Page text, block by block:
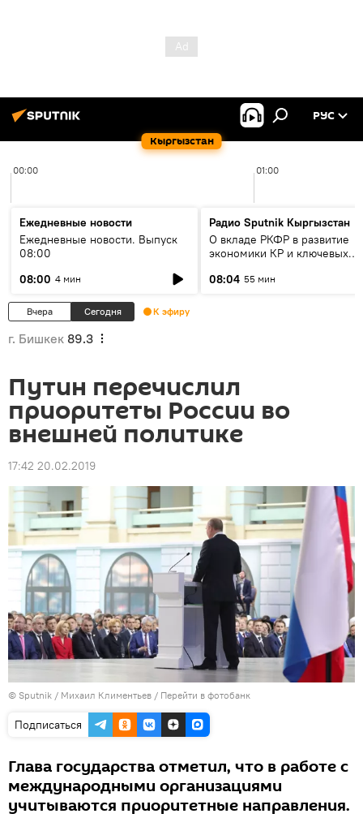
Кыргызстан
РУС
00:00 01:00
Ежедневные новости
Ежедневные новости. Выпуск
08:00
08:00 4 мин
Радио Sputnik Кыргызстан
О вкладе РКФР в развитие
экономики КР и ключевых
08:04 55 мин
Вчера Сегодня К эфиру
г. Бишкек 89.3
Путин перечислил
приоритеты России во
внешней политике
17:42 20.02.2019
© Sputnik / Михаил Климентьев / Перейти в фотобанк
Подписаться
Глава государства отметил, что в работе с
международными организациями
учитываются приоритетные направления.